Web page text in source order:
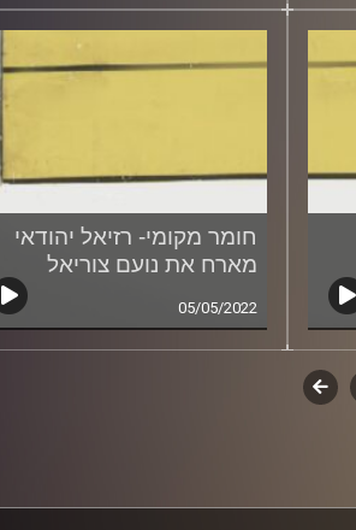
חומר מקומי- רזיאל יהודאי
מארח את נועם צוריאל
05/05/2022
לשלב